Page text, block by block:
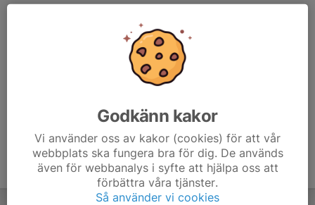
Godkänn kakor
Vi använder oss av kakor (cookies) för att vår
webbplats ska fungera bra för dig. De används
även för webbanalys i syfte att hjälpa oss att
förbättra våra tjänster.
Så använder vi cookies